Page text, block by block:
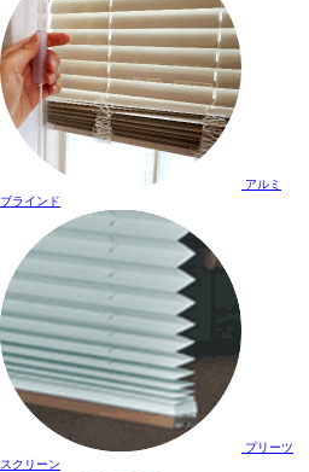
アルミ
ブラインド
プリーツ
スクリーン